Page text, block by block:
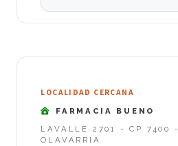
LOCALIDAD CERCANA
FARMACIA BUENO
LAVALLE 2701 - CP 7400 -
OLAVARRIA